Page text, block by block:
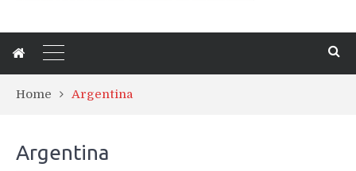
Home Argentina
Argentina